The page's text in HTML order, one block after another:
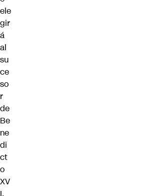
ele
gir
á
al
su
ce
so
r
de
Be
ne
di
ct
o
XV
I.